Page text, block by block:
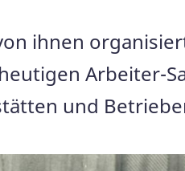
ihnen
Arbeiter-
und